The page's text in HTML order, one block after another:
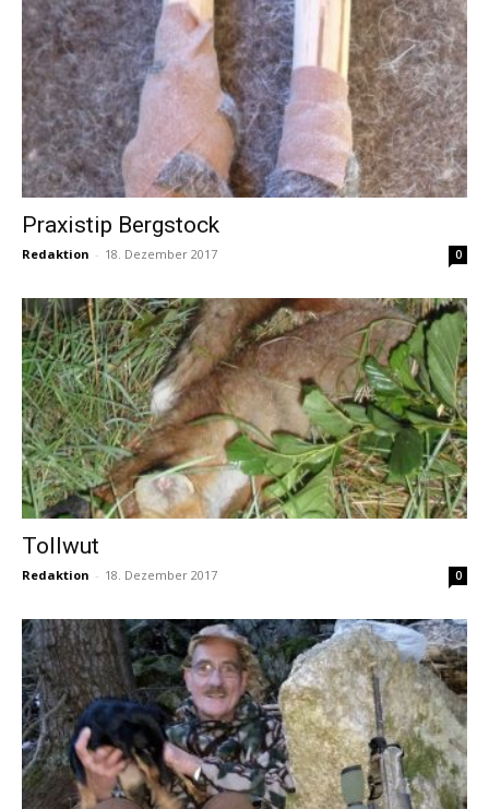
Praxistip Bergstock
Redaktion - 18. Dezember 2017 0
Tollwut
Redaktion - 18. Dezember 2017 0